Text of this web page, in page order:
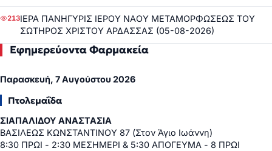
213ΙΕΡΑ ΠΑΝΗΓΥΡΙΣ ΙΕΡΟΥ ΝΑΟΥ ΜΕΤΑΜΟΡΦΩΣΕΩΣ ΤΟΥ
ΣΩΤΗΡΟΣ ΧΡΙΣΤΟΥ ΑΡΔΑΣΣΑΣ (05-08-2026)
Εφημερεύοντα Φαρμακεία
Παρασκευή, 7 Αυγούστου 2026
Πτολεμαΐδα
ΣΙΑΠΑΛΙΔΟΥ ΑΝΑΣΤΑΣΙΑ
ΒΑΣΙΛΕΩΣ ΚΩΝΣΤΑΝΤΙΝΟΥ 87 (Στον Άγιο Ιωάννη)
8:30 ΠΡΩΙ - 2:30 ΜΕΣΗΜΕΡΙ & 5:30 ΑΠΟΓΕΥΜΑ - 8 ΠΡΩΙ